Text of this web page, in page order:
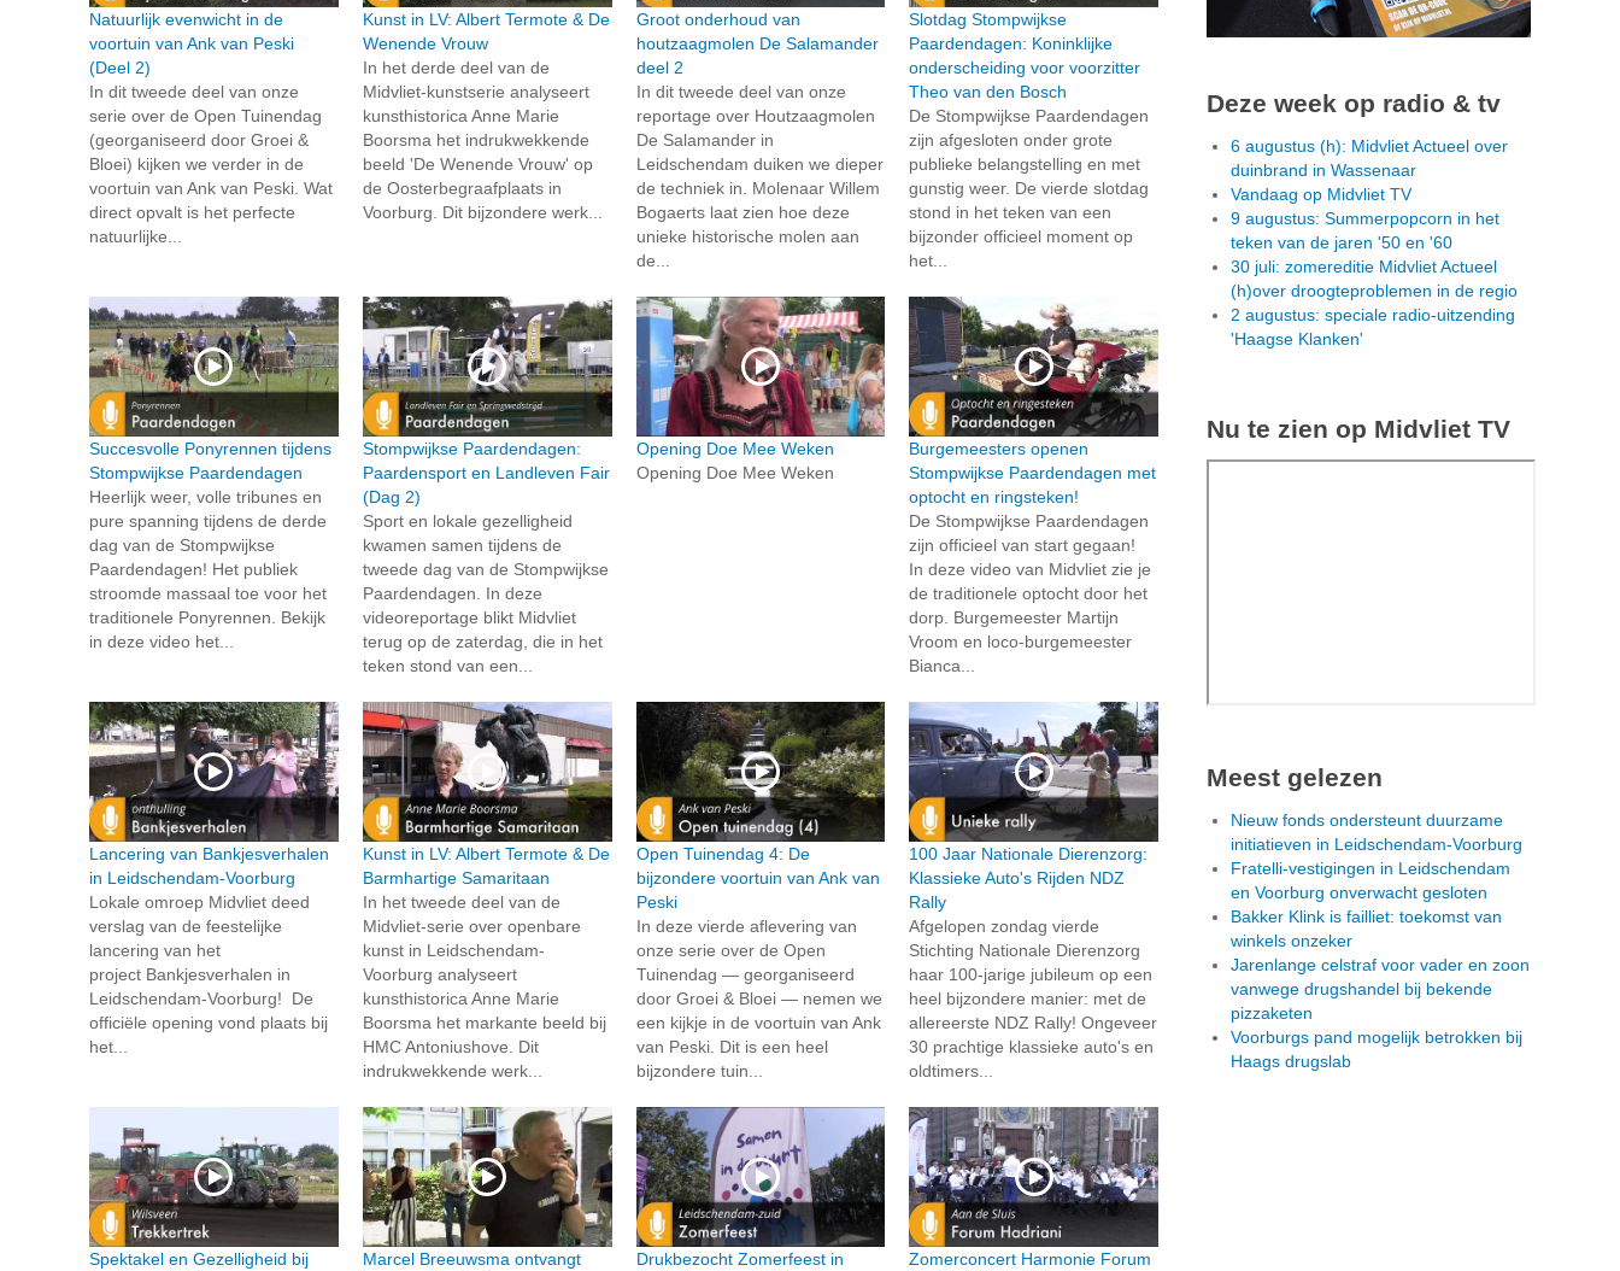
Natuurlijk evenwicht in de
voortuin van Ank van Peski
(Deel 2)
In dit tweede deel van onze
serie over de Open Tuinendag
(georganiseerd door Groei &
Bloei) kijken we verder in de
voortuin van Ank van Peski. Wat
direct opvalt is het perfecte
natuurlijke...
Kunst in LV: Albert Termote & De
Wenende Vrouw
In het derde deel van de
Midvliet-kunstserie analyseert
kunsthistorica Anne Marie
Boorsma het indrukwekkende
beeld 'De Wenende Vrouw' op
de Oosterbegraafplaats in
Voorburg. Dit bijzondere werk...
Groot onderhoud van
houtzaagmolen De Salamander
deel 2
In dit tweede deel van onze
reportage over Houtzaagmolen
De Salamander in
Leidschendam duiken we dieper
de techniek in. Molenaar Willem
Bogaerts laat zien hoe deze
unieke historische molen aan
de...
Slotdag Stompwijkse
Paardendagen: Koninklijke
onderscheiding voor voorzitter
Theo van den Bosch
De Stompwijkse Paardendagen
zijn afgesloten onder grote
publieke belangstelling en met
gunstig weer. De vierde slotdag
stond in het teken van een
bijzonder officieel moment op
het...
Succesvolle Ponyrennen tijdens
Stompwijkse Paardendagen
Heerlijk weer, volle tribunes en
pure spanning tijdens de derde
dag van de Stompwijkse
Paardendagen! Het publiek
stroomde massaal toe voor het
traditionele Ponyrennen. Bekijk
in deze video het...
Stompwijkse Paardendagen:
Paardensport en Landleven Fair
(Dag 2)
Sport en lokale gezelligheid
kwamen samen tijdens de
tweede dag van de Stompwijkse
Paardendagen. In deze
videoreportage blikt Midvliet
terug op de zaterdag, die in het
teken stond van een...
Opening Doe Mee Weken
Opening Doe Mee Weken
Burgemeesters openen
Stompwijkse Paardendagen met
optocht en ringsteken!
De Stompwijkse Paardendagen
zijn officieel van start gegaan!
In deze video van Midvliet zie je
de traditionele optocht door het
dorp. Burgemeester Martijn
Vroom en loco-burgemeester
Bianca...
Lancering van Bankjesverhalen
in Leidschendam-Voorburg
Lokale omroep Midvliet deed
verslag van de feestelijke
lancering van het
project Bankjesverhalen in
Leidschendam-Voorburg! De
officiële opening vond plaats bij
het...
Kunst in LV: Albert Termote & De
Barmhartige Samaritaan
In het tweede deel van de
Midvliet-serie over openbare
kunst in Leidschendam-
Voorburg analyseert
kunsthistorica Anne Marie
Boorsma het markante beeld bij
HMC Antoniushove. Dit
indrukwekkende werk...
Open Tuinendag 4: De
bijzondere voortuin van Ank van
Peski
In deze vierde aflevering van
onze serie over de Open
Tuinendag — georganiseerd
door Groei & Bloei — nemen we
een kijkje in de voortuin van Ank
van Peski. Dit is een heel
bijzondere tuin...
100 Jaar Nationale Dierenzorg:
Klassieke Auto's Rijden NDZ
Rally
Afgelopen zondag vierde
Stichting Nationale Dierenzorg
haar 100-jarige jubileum op een
heel bijzondere manier: met de
allereerste NDZ Rally! Ongeveer
30 prachtige klassieke auto's en
oldtimers...
Spektakel en Gezelligheid bij
Marcel Breeuwsma ontvangt
Drukbezocht Zomerfeest in
Zomerconcert Harmonie Forum
Deze week op radio & tv
6 augustus (h): Midvliet Actueel over
duinbrand in Wassenaar
Vandaag op Midvliet TV
9 augustus: Summerpopcorn in het
teken van de jaren '50 en '60
30 juli: zomereditie Midvliet Actueel
(h)over droogteproblemen in de regio
2 augustus: speciale radio-uitzending
'Haagse Klanken'
Nu te zien op Midvliet TV
Meest gelezen
Nieuw fonds ondersteunt duurzame
initiatieven in Leidschendam-Voorburg
Fratelli-vestigingen in Leidschendam
en Voorburg onverwacht gesloten
Bakker Klink is failliet: toekomst van
winkels onzeker
Jarenlange celstraf voor vader en zoon
vanwege drugshandel bij bekende
pizzaketen
Voorburgs pand mogelijk betrokken bij
Haags drugslab